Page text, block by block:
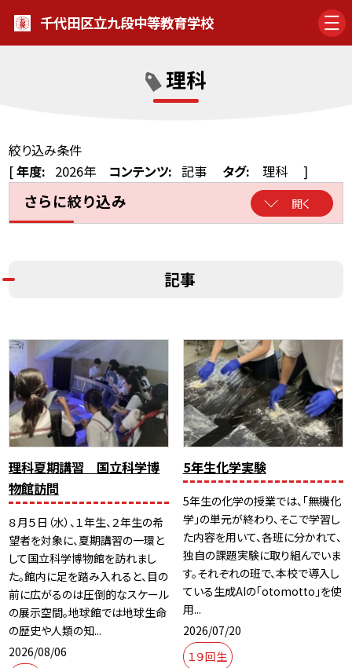
千代田区立九段中等教育学校
理科
絞り込み条件
[年度: 2026年 コンテンツ: 記事 タグ: 理科 ]
さらに絞り込み 開く
記事
理科夏期講習 国立科学博
物館訪問
８月５日（水）、１年生、２年生の希
望者を対象に、夏期講習の一環と
して国立科学博物館を訪れまし
た。館内に足を踏み入れると、目の
前に広がるのは圧倒的なスケール
の展示空間。地球館では地球生命
の歴史や人類の知...
2026/08/06
5年生化学実験
5年生の化学の授業では、「無機化
学」の単元が終わり、そこで学習し
た内容を用いて、各班に分かれて、
独自の課題実験に取り組んでいま
す。それぞれの班で、本校で導入し
ている生成AIの「otomotto」を使
用...
2026/07/20
１９回生